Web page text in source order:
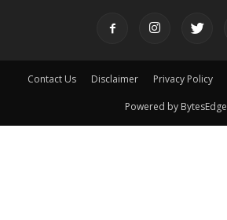
Contact Us Disclaimer Privacy Policy
Powered by BytesEdge